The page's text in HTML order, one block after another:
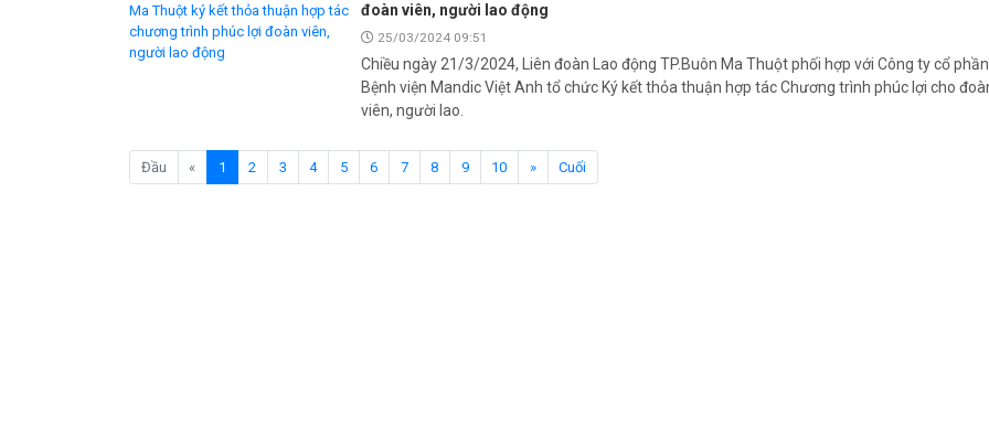
đoàn viên, người lao động
25/03/2024 09:51
Chiều ngày 21/3/2024, Liên đoàn Lao động TP.Buôn Ma Thuột phối hợp với Công ty cổ phần
Bệnh viện Mandic Việt Anh tổ chức Ký kết thỏa thuận hợp tác Chương trình phúc lợi cho
viên, người lao.
Đầu « 1 (current)
2 3 4 5 6 7 8 9 10 » Cuối